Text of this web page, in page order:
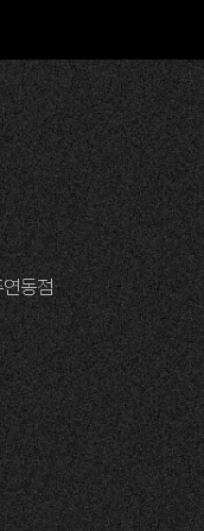
연동점